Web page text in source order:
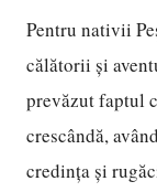
Pentru nativii
călătorii și
prevăzut faptul
crescândă,
credința și